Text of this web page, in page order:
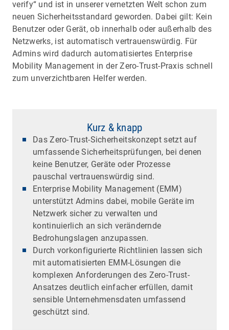
verify“ und ist in unserer vernetzten Welt schon zum
neuen Sicherheitsstandard geworden. Dabei gilt: Kein
Benutzer oder Gerät, ob innerhalb oder außerhalb des
Netzwerks, ist automatisch vertrauenswürdig. Für
Admins wird dadurch automatisiertes Enterprise
Mobility Management in der Zero-Trust-Praxis schnell
zum unverzichtbaren Helfer werden.
Kurz & knapp
Das Zero-Trust-Sicherheitskonzept setzt auf
umfassende Sicherheitsprüfungen, bei denen
keine Benutzer, Geräte oder Prozesse
pauschal vertrauenswürdig sind.
Enterprise Mobility Management (EMM)
unterstützt Admins dabei, mobile Geräte im
Netzwerk sicher zu verwalten und
kontinuierlich an sich verändernde
Bedrohungslagen anzupassen.
Durch vorkonfigurierte Richtlinien lassen sich
mit automatisierten EMM-Lösungen die
komplexen Anforderungen des Zero-Trust-
Ansatzes deutlich einfacher erfüllen, damit
sensible Unternehmensdaten umfassend
geschützt sind.